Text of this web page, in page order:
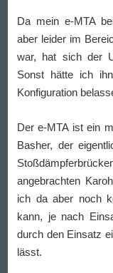
Da mein e-MTA
aber leider im
war, hat sich der
Sonst hätte ich
Konfiguration
Der e-MTA ist ein
Basher, der
angebrachten
ich da aber noch
kann, je nach
durch den Einsatz
lässt.